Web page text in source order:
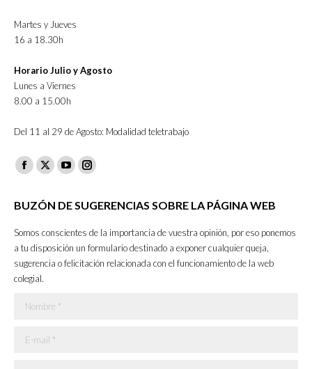
Martes y Jueves
16 a 18.30h
Horario Julio y Agosto
Lunes a Viernes
8.00 a 15.00h
Del 11 al 29 de Agosto: Modalidad teletrabajo
Facebook
opens
new
window
X
opens
new
window
YouTube
opens
new
window
Instagram
opens
in
new
window
BUZÓN DE SUGERENCIAS SOBRE LA PÁGINA WEB
Somos conscientes de la importancia de vuestra opinión, por eso ponemos
a tu disposición un formulario destinado a exponer cualquier queja,
sugerencia o felicitación relacionada con el funcionamiento de la web
colegial.
Nombre *
E-mail *